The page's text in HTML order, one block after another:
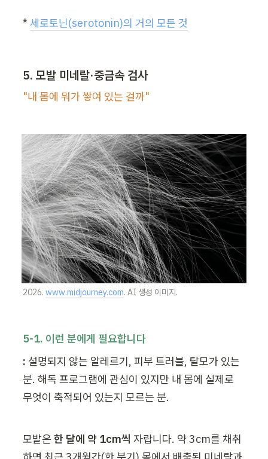
* 세로토닌(serotonin)의 거의 모든 것
5. 모발 미네랄·중금속 검사
"내 몸에 뭐가 쌓여 있는 걸까"
2026. www.midjourney.com. AI 생성 이미지.
5-1. 이런 분에게 필요합니다
: 설명되지 않는 알레르기, 피부 트러블, 탈모가 있는
분. 해독 프로그램에 관심이 있지만 내 몸에 실제로
무엇이 축적되어 있는지 모르는 분.
모발은 한 달에 약 1cm씩 자랍니다. 약 3cm를 채취